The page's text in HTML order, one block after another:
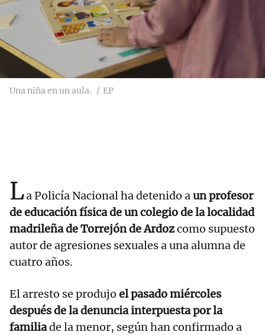
Una niña en un aula. EP
La Policía Nacional ha detenido aun profesor
de educación física de un colegio de la localidad
madrileña de Torrejón de Ardozcomo supuesto
autor de agresiones sexuales a una alumna de
cuatro años.
El arresto se produjo el pasado miércoles
después de la denuncia interpuesta por la
familiade la menor, según han confirmado a